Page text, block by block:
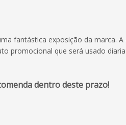
fantástica exposição da marca.
promocional que será usado
dentro deste prazo!